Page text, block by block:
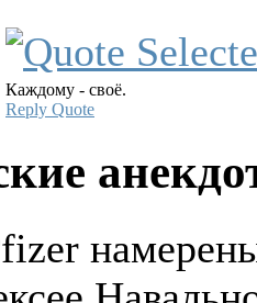
Каждому - своё.
Reply Quote